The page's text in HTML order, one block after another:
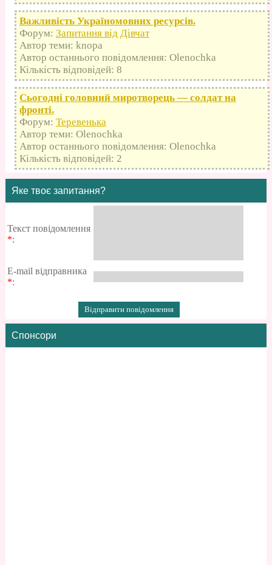
Важливість Україномовних ресурсів.
Форум: Запитання від Дівчат
Автор теми: knopa
Автор останнього повідомлення: Olenochka
Кількість відповідей: 8
Сьогодні головний миротворець — солдат на
фронті.
Форум: Теревенька
Автор теми: Olenochka
Автор останнього повідомлення: Olenochka
Кількість відповідей: 2
Яке твоє запитання?
Текст повідомлення
*:
E-mail відправника
*:
Спонсори